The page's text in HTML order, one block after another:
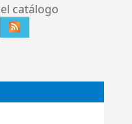
catálogo